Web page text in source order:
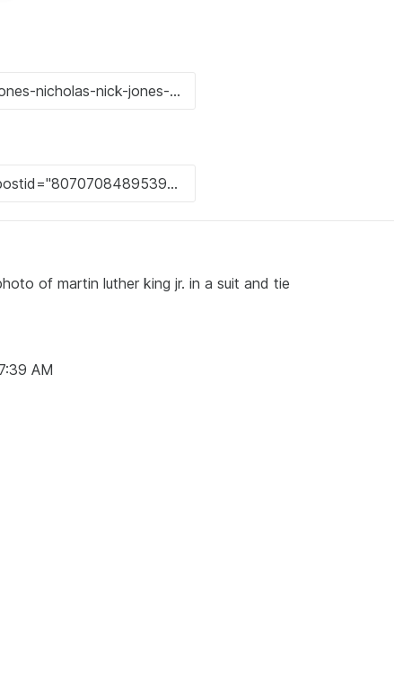
of martin luther king jr. in a suit and tie
AM